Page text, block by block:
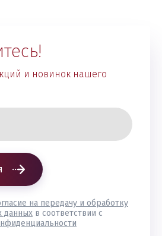
и новинок нашего
на передачу и обработку
данных в соответствии с